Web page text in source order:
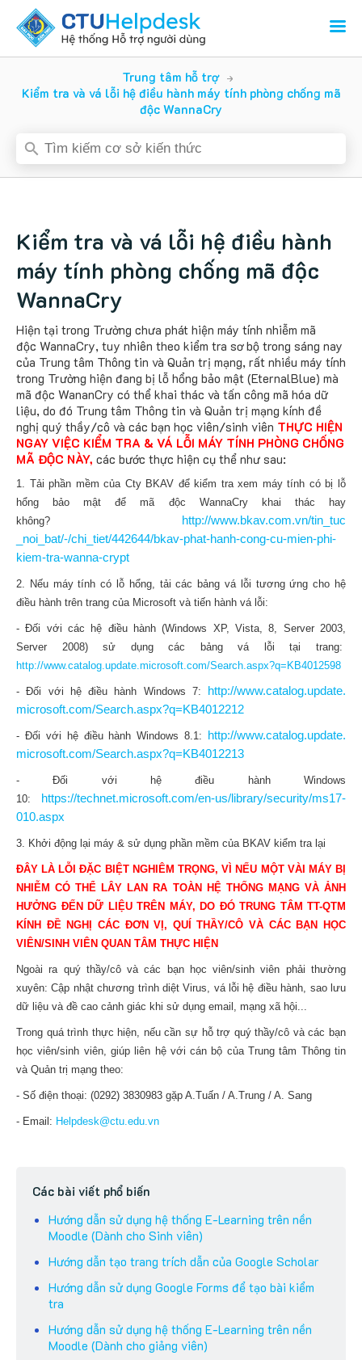
Trung tâm hỗ trợ
Kiểm tra và vá lỗi hệ điều hành máy tính phòng chống mã
độc WannaCry
Kiểm tra và vá lỗi hệ điều hành
máy tính phòng chống mã độc
WannaCry
Hiện tại trong Trường chưa phát hiện máy tính nhiễm mã
độc WannaCry, tuy nhiên theo kiểm tra sơ bộ trong sáng nay
của Trung tâm Thông tin và Quản trị mạng, rất nhiều máy tính
trong Trường hiện đang bị lỗ hổng bảo mật (EternalBlue) mà
mã độc WananCry có thể khai thác và tấn công mã hóa dữ
liệu, do đó Trung tâm Thông tin và Quản trị mạng kính đề
nghị quý thầy/cô và các bạn học viên/sinh viên THỰC HIỆN
NGAY VIỆC KIỂM TRA & VÁ LỖI MÁY TÍNH PHÒNG CHỐNG
MÃ ĐỘC NÀY, các bước thực hiện cụ thể như sau:
1. Tải phần mềm của Cty BKAV để kiểm tra xem máy tính có bị lỗ
hổng bảo mật để mã độc WannaCrykhai thác hay
không? http://www.bkav.com.vn/tin_tuc
_noi_bat/-/chi_tiet/442644/bkav-phat-hanh-cong-cu-mien-phi-
kiem-tra-wanna-crypt
2. Nếu máy tính có lỗ hổng, tải các bảng vá lỗi tương ứng cho hệ
điều hành trên trang của Microsoft và tiến hành vá lỗi:
- Đối với các hệ điều hành (Windows XP, Vista, 8, Server 2003,
Server 2008) sử dụng các bảng vá lỗi tại trang:
http://www.catalog.update.microsoft.com/Search.aspx?q=KB4012598
- Đối với hệ điều hành Windows 7: http://www.catalog.update.
microsoft.com/Search.aspx?q=KB4012212
- Đối với hệ điều hành Windows 8.1: http://www.catalog.update.
microsoft.com/Search.aspx?q=KB4012213
- Đối với hệ điều hành Windows
10: https://technet.microsoft.com/en-us/library/security/ms17-
010.aspx
3. Khởi động lại máy & sử dụng phần mềm của BKAV kiểm tra lại
ĐÂY LÀ LỖI ĐẶC BIỆT NGHIÊM TRỌNG, VÌ NẾU MỘT VÀI MÁY BỊ
NHIỄM CÓ THỂ LÂY LAN RA TOÀN HỆ THỐNG MẠNG VÀ ẢNH
HƯỞNG ĐẾN DỮ LIỆU TRÊN MÁY, DO ĐÓ TRUNG TÂM TT-QTM
KÍNH ĐỀ NGHỊ CÁC ĐƠN VỊ, QUÍ THẦY/CÔ VÀ CÁC BẠN HỌC
VIÊN/SINH VIÊN QUAN TÂM THỰC HIỆN
Ngoài ra quý thầy/cô và các bạn học viên/sinh viên phải thường
xuyên: Cập nhật chương trình diệt Virus, vá lỗi hệ điều hành, sao lưu
dữ liệu và đề cao cảnh giác khi sử dụng email, mạng xã hội...
Trong quá trình thực hiện, nếu cần sự hỗ trợ quý thầy/cô và các bạn
học viên/sinh viên, giúp liên hệ với cán bộ của Trung tâm Thông tin
và Quản trị mạng theo:
- Số điện thoại: (0292) 3830983 gặp A.Tuấn / A.Trung / A. Sang
- Email: Helpdesk@ctu.edu.vn
Các bài viết phổ biến
Hướng dẫn sử dụng hệ thống E-Learning trên nền
Moodle (Dành cho Sinh viên)
Hướng dẫn tạo trang trích dẫn của Google Scholar
Hướng dẫn sử dụng Google Forms để tạo bài kiểm
tra
Hướng dẫn sử dụng hệ thống E-Learning trên nền
Moodle (Dành cho giảng viên)